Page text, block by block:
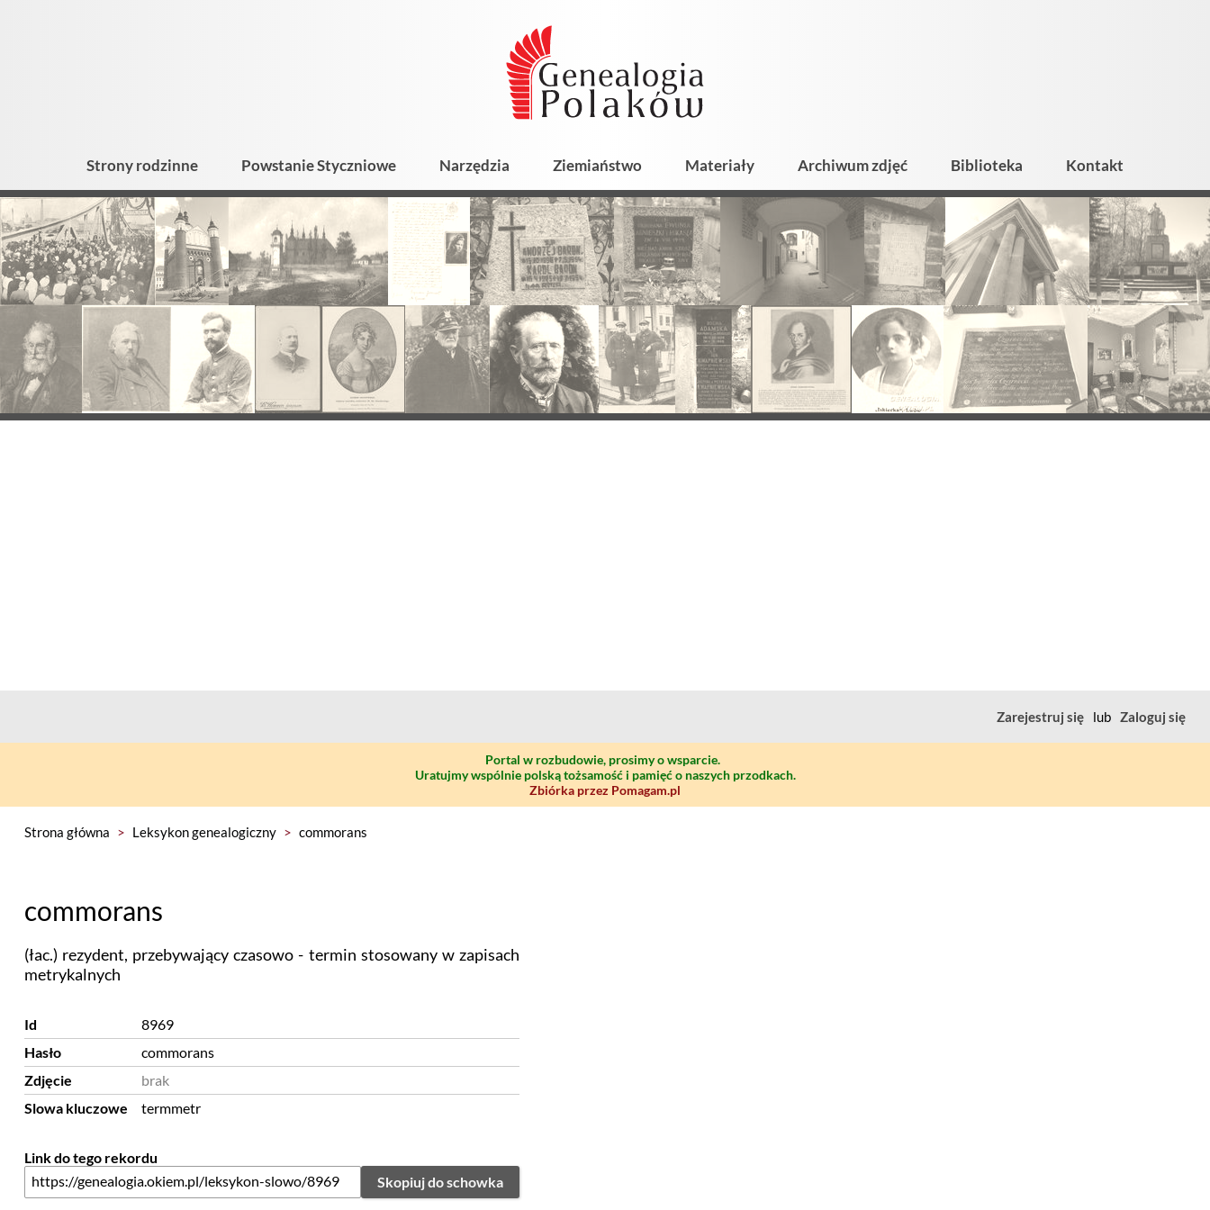
Strony rodzinne Powstanie Styczniowe Narzędzia Ziemiaństwo Materiały Archiwum zdjęć Biblioteka Kontakt
Zarejestruj się lub Zaloguj się
Portal w rozbudowie, prosimy o wsparcie.
Uratujmy wspólnie polską tożsamość i pamięć o naszych przodkach.
Zbiórka przez Pomagam.pl
Strona główna > Leksykon genealogiczny > commorans
commorans
(łac.) rezydent, przebywający czasowo - termin stosowany w zapisach
metrykalnych
Id
8969
Hasło
commorans
Zdjęcie
brak
Slowa kluczowe
termmetr
Link do tego rekordu
Skopiuj do schowka